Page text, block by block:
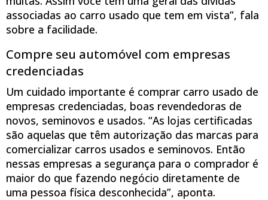
associadas ao carro usado que tem em vista”, fala
sobre a facilidade.
Compre seu automóvel com empresas
credenciadas
Um cuidado importante é comprar carro usado de
empresas credenciadas, boas revendedoras de
novos, seminovos e usados. “As lojas certificadas
são aquelas que têm autorização das marcas para
comercializar carros usados e seminovos. Então
nessas empresas a segurança para o comprador é
maior do que fazendo negócio diretamente de
uma pessoa física desconhecida”, aponta.